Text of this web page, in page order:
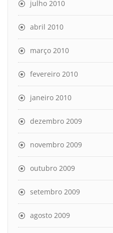
julho 2010
abril 2010
março 2010
fevereiro 2010
janeiro 2010
dezembro 2009
novembro 2009
outubro 2009
setembro 2009
agosto 2009